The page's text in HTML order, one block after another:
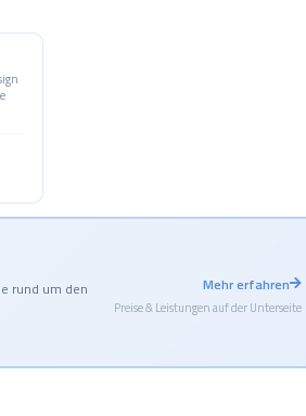
rund um den
Mehr erfahren
Preise & Leistungen auf der Unterseite